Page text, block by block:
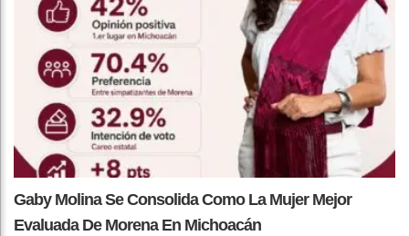
Gaby Molina Se Consolida Como La Mujer Mejor
Evaluada De Morena En Michoacán